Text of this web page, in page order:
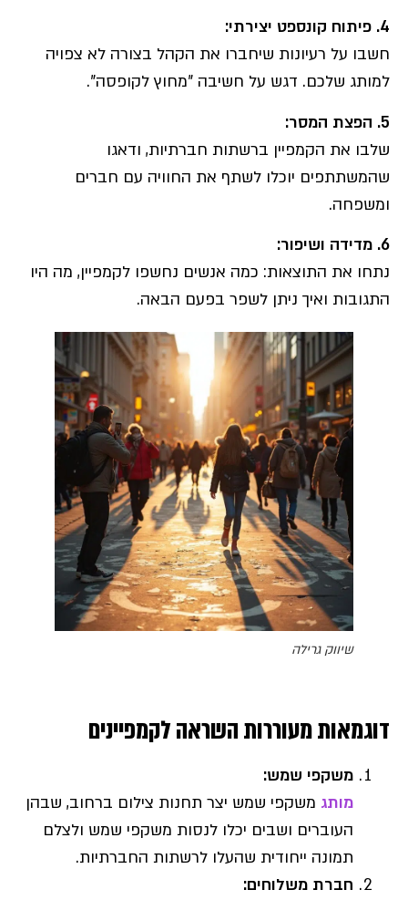
4. פיתוח קונספט יצירתי:
חשבו על רעיונות שיחברו את הקהל בצורה לא צפויה
למותג שלכם. דגש על חשיבה "מחוץ לקופסה".
5. הפצת המסר:
שלבו את הקמפיין ברשתות חברתיות, ודאגו
שהמשתתפים יוכלו לשתף את החוויה עם חברים
ומשפחה.
6. מדידה ושיפור:
נתחו את התוצאות: כמה אנשים נחשפו לקמפיין, מה היו
התגובות ואיך ניתן לשפר בפעם הבאה.
שיווק גרילה
דוגמאות מעוררות השראה לקמפיינים
משקפי שמש:
מותג משקפי שמש יצר תחנות צילום ברחוב, שבהן
העוברים ושבים יכלו לנסות משקפי שמש ולצלם
תמונה ייחודית שהעלו לרשתות החברתיות.
חברת משלוחים: